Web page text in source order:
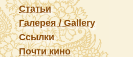
Статьи
Галерея / Gallery
Ссылки
Почти кино